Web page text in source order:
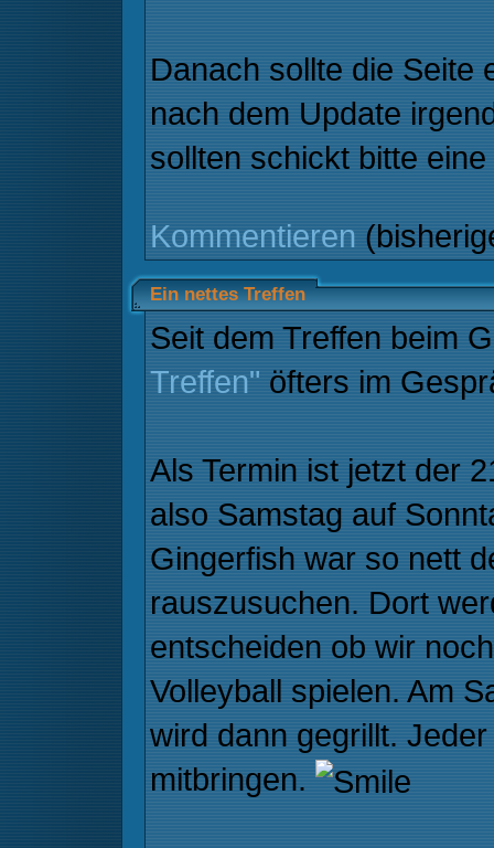
Danach sollte die Seite
nach dem Update
sollten schickt bitte
Kommentieren
Ein nettes Treffen
Seit dem Treffen beim
Treffen" öfters im
Als Termin ist jetzt der
also Samstag auf
Gingerfish war so nett
rauszusuchen. Dort
entscheiden ob wir
Volleyball spielen. Am
wird dann gegrillt.
mitbringen.